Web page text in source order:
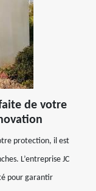
de votre
protection, il est
L’entreprise JC
pour garantir